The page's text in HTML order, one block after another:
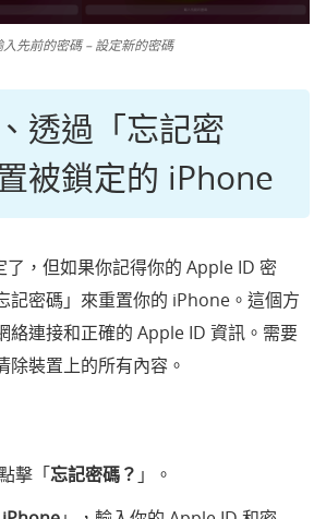
入先前的密碼 – 設定新的密碼
透過「忘記密
被鎖定的 iPhone
，但如果你記得你的 Apple ID 密
記密碼」來重置你的 iPhone。這個方
絡連接和正確的 Apple ID 資訊。需要
除裝置上的所有內容。
擊「忘記密碼？ 」。